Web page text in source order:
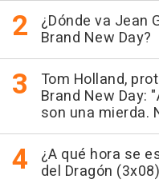
¿Dónde va Jean
Brand New Day?
Tom Holland,
Brand New Day:
son una mierda.
¿A qué hora se
del Dragón